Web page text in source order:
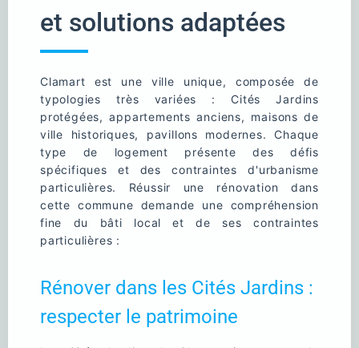
et solutions adaptées
Clamart est une ville unique, composée de
typologies très variées : Cités Jardins
protégées, appartements anciens, maisons de
ville historiques, pavillons modernes. Chaque
type de logement présente des défis
spécifiques et des contraintes d'urbanisme
particulières. Réussir une rénovation dans
cette commune demande une compréhension
fine du bâti local et de ses contraintes
particulières :
Rénover dans les Cités Jardins :
respecter le patrimoine